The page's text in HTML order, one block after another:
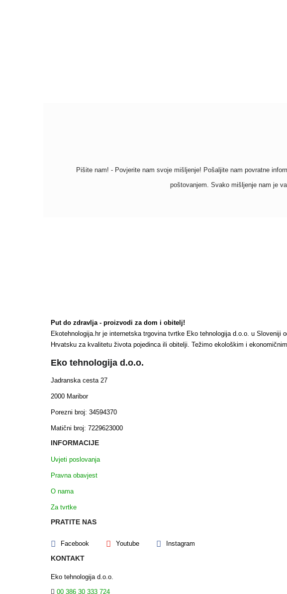
Pišite nam! - Povjerite nam svoje mišljenje! Pošaljite nam povratne
poštovanjem. Svako mišljenje nam je
Put do zdravlja - proizvodi za dom i obitelj!
Ekotehnologija.hr je internetska trgovina tvrtke Eko tehnologija d.o.o. u
Hrvatsku za kvalitetu života pojedinca ili obitelji. Težimo ekološkim i
Eko tehnologija d.o.o.
Jadranska cesta 27
2000 Maribor
Porezni broj: 34594370
Matični broj: 7229623000
INFORMACIJE
Uvjeti poslovanja
Pravna obavjest
O nama
Za tvrtke
PRATITE NAS
Facebook Youtube Instagram
KONTAKT
Eko tehnologija d.o.o.
00 386 30 333 724